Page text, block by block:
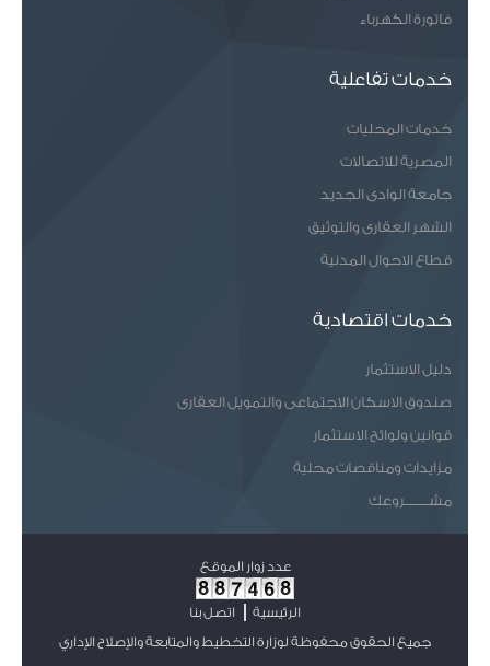
فاتورة الكهرباء
خدمات تفاعلية
خدمات المحليات
المصرية للاتصالات
جامعة الوادى الجديد
الشهر العقارى والتوثيق
قطاع الاحوال المدنية
خدمات اقتصادية
دليل الاستثمار
صندوق الاسكان الاجتماعى والتمويل العقارى
قوانين ولوائح الاستثمار
مزايدات ومناقصات محلية
مشـــــــروعك
عدد زوار الموقع
الرئيسية
اتصل بنا
جميع الحقوق محفوظة لوزارة التخطيط والمتابعة والإصلاح الإداري